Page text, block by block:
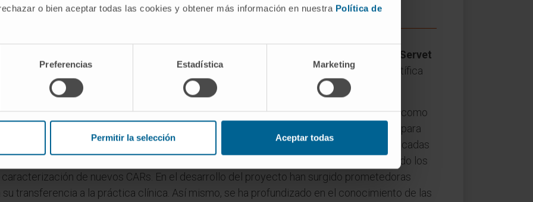
o bien aceptar todas las cookies y obtener más información en nuestra Política de
Preferencias Estadística Marketing
Permitir la selección Aceptar todas
Fundación Miguel Servet
biotecnológica Recombina Biotechse han reunido para celebrar una reunión científica
del proyecto en su primera anualidad.
han presentado los trabajos desarrollados durante este tiempo, tanto en sus centros como
ha colaborado activamente en la búsqueda y de selección de posibles nuevas dianas para
y hematológicos con lasterapias CAR-T
. A su vez, se han validado dianas ya identificadas
el desarrollode CAR-T optimizados para su aplicación clínica. También, se han mostrado los
de nuevos CARs. En el desarrollo del proyecto han surgido prometedoras
transferencia a la práctica clínica. Así mismo, se ha profundizado en el conocimiento de las